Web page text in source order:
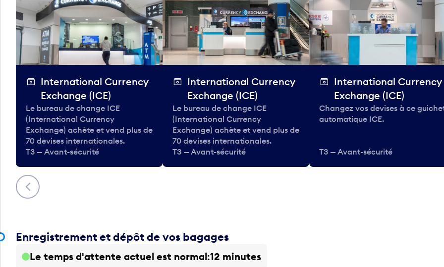
Précédent
International Currency
Exchange (ICE)
Le bureau de change ICE
(International Currency
Exchange) achète et vend plus de
70 devises internationales.
T3 — Avant-sécurité
International Currency
Exchange (ICE)
Le bureau de change ICE
(International Currency
Exchange) achète et vend plus de
70 devises internationales.
T3 — Avant-sécurité
International Currency
Exchange (ICE)
Changez vos devises à ce
automatique ICE.
T3 — Avant-sécurité
Enregistrement et dépôt de vos bagages
Le temps d'attente actuel est normal 12 minutes